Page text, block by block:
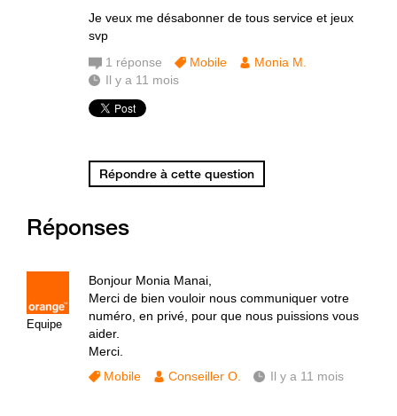
Je veux me désabonner de tous service et jeux
svp
1 réponse Mobile
Monia M.
Il y a 11 mois
Répondre à cette question
Réponses
Equipe
Bonjour Monia Manai,
Merci de bien vouloir nous communiquer votre
numéro, en privé, pour que nous puissions vous
aider.
Merci.
Mobile
Conseiller O. Il y a 11 mois